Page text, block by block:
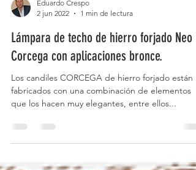
Eduardo Crespo
2 jun 2022
1 min de lectura
Lámpara de techo de hierro forjado Neo
Corcega con aplicaciones bronce.
Los candiles CORCEGA de hierro forjado están